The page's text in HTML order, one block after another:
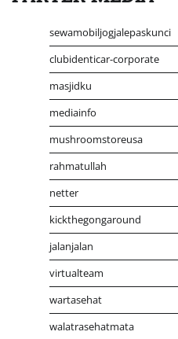
sewamobiljogjalepaskunci
clubidenticar-corporate
masjidku
mediainfo
mushroomstoreusa
rahmatullah
netter
kickthegongaround
jalanjalan
virtualteam
wartasehat
walatrasehatmata